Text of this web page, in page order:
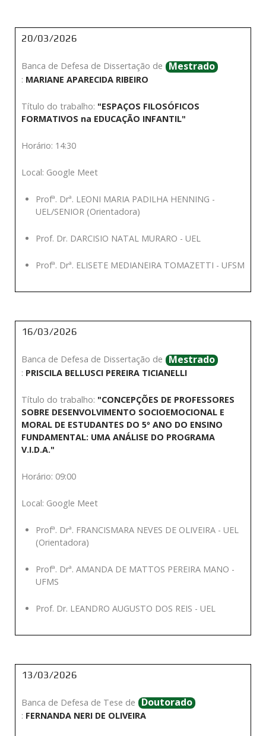
20/03/2026
Banca de Defesa de Dissertação de Mestrado
: MARIANE APARECIDA RIBEIRO
Título do trabalho: "ESPAÇOS FILOSÓFICOS
FORMATIVOS na EDUCAÇÃO INFANTIL"
Horário: 14:30
Local: Google Meet
Profª. Drª. LEONI MARIA PADILHA HENNING -
UEL/SENIOR (Orientadora)
Prof. Dr. DARCISIO NATAL MURARO - UEL
Profª. Drª. ELISETE MEDIANEIRA TOMAZETTI - UFSM
16/03/2026
Banca de Defesa de Dissertação de Mestrado
: PRISCILA BELLUSCI PEREIRA TICIANELLI
Título do trabalho: "CONCEPÇÕES DE PROFESSORES
SOBRE DESENVOLVIMENTO SOCIOEMOCIONAL E
MORAL DE ESTUDANTES DO 5º ANO DO ENSINO
FUNDAMENTAL: UMA ANÁLISE DO PROGRAMA
V.I.D.A."
Horário: 09:00
Local: Google Meet
Profª. Drª. FRANCISMARA NEVES DE OLIVEIRA - UEL
(Orientadora)
Profª. Drª. AMANDA DE MATTOS PEREIRA MANO -
UFMS
Prof. Dr. LEANDRO AUGUSTO DOS REIS - UEL
13/03/2026
Banca de Defesa de Tese de Doutorado
: FERNANDA NERI DE OLIVEIRA